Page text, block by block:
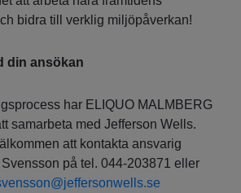
bidra till verklig miljöpåverkan!
din ansökan
har ELIQUO MALMBERG
samarbeta med Jefferson Wells.
att kontakta ansvarig
på tel. 044-203871 eller